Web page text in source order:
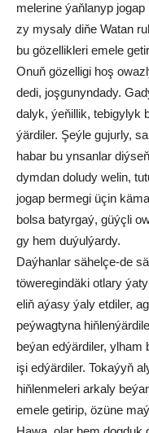
me­le­ri­ne ýaň­la­nyp
zy my­sa­ly di­ňe Wa­tan
bu gö­zel­lik­le­ri eme­le
Onuň gö­zel­li­gi hoş
de­di, joş­gu­nyn­da­dy.
da­lyk, ýe­ňil­lik, te­bi­gy­lyk
ýär­di­ler. Şeý­le gu­jur­ly,
ha­bar bu yn­san­lar
dym­­dan do­lu­dy we­lin,
jo­gap ber­me­gi üçin
bolsa ba­tyr­gaý, güýç­li
gy hem du­ýul­ýar­dy.
Daý­han­lar sä­hel­çe-de
tö­we­re­gin­dä­ki ot­la­ry
eliň aýa­sy ýa­ly et­di­ler,
peýwagtyna
be­ýan ed­ýär­di­ler, yl­ham
işi ed­ýär­di­ler. To­ka­ýyň
hiň­len­me­le­ri ar­ka­ly
eme­le ge­ti­rip, özü­ne